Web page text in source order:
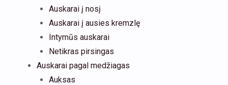
Auskarai į nosį
Auskarai į ausies kremzlę
Intymūs auskarai
Netikras pirsingas
Auskarai pagal medžiagas
Auksas